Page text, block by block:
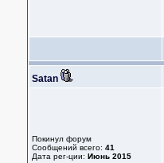
Satan
Покинул форум
Сообщений всего: 41
Дата рег-ции: Июнь 2015